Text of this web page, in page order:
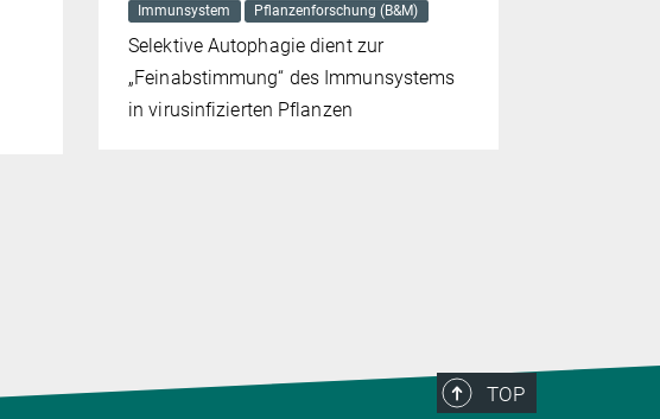
Immunsystem
Pflanzenforschung (B&M)
Selektive Autophagie dient zur
„Feinabstimmung“ des Immunsystems
in virusinfizierten Pflanzen
TOP